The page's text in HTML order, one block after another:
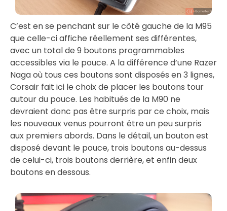
C’est en se penchant sur le côté gauche de la M95
que celle-ci affiche réellement ses différentes,
avec un total de 9 boutons programmables
accessibles via le pouce. A la différence d’une Razer
Naga où tous ces boutons sont disposés en 3 lignes,
Corsair fait ici le choix de placer les boutons tour
autour du pouce. Les habitués de la M90 ne
devraient donc pas être surpris par ce choix, mais
les nouveaux venus pourront être un peu surpris
aux premiers abords. Dans le détail, un bouton est
disposé devant le pouce, trois boutons au-dessus
de celui-ci, trois boutons derrière, et enfin deux
boutons en dessous.